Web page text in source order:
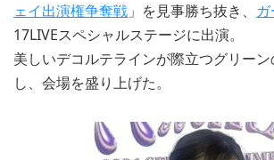
ェイ出演権争奪戦 」を見事勝ち抜き、
17LIVEスペシャルステージに出演。
美しいデコルテラインが際立つグリー
し、会場を盛り上げた。